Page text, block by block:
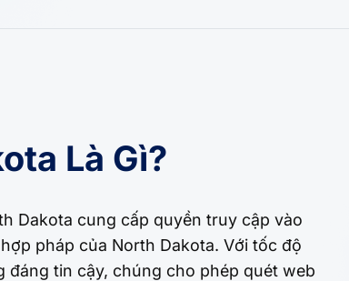
Là Gì?
Dakota cung cấp quyền truy cập vào
pháp của North Dakota. Với tốc độ
đáng tin cậy, chúng cho phép quét web